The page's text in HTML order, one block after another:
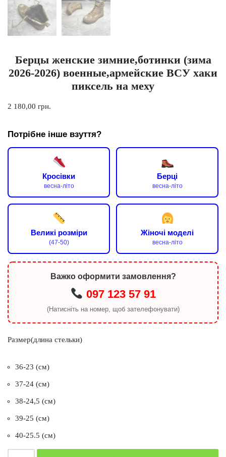
Берцы женские зимние,ботинки (зима
2026-2026) военные,армейские ВСУ хаки
пиксель на меху
2 180,00 грн.
Потрібне інше взуття?
Кросівки
весна-літо
Берці
весна-літо
Великі розміри
(47-50)
Жіночі моделі
весна-літо
Важко оформити замовлення?
097 123 57 91
(Натисніть на номер, щоб зателефонувати)
Размер(длина стельки)
36-23 (см)
37-24 (см)
38-24,5 (см)
39-25 (см)
40-25.5 (см)